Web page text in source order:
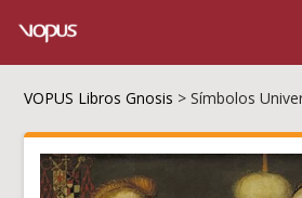
VOPUS Libros Gnosis >Símbolos